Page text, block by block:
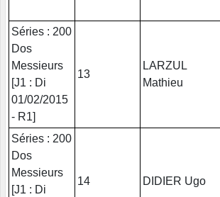
Séries : 200
Dos
Messieurs
[J1 : Di
01/02/2015
- R1]
13
LARZUL
Mathieu
Séries : 200
Dos
Messieurs
[J1 : Di
14 DIDIER Ugo